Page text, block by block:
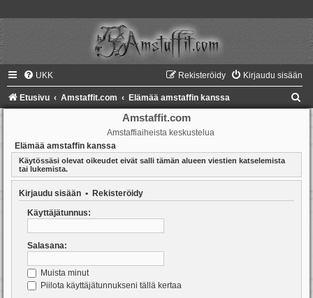
UKK Kirjaudu sisään
Rekisteröidy
Etusivu Amstaffit.com Elämää amstaffin kanssa
Amstaffit.com
Amstaffiaiheista keskustelua
Elämää amstaffin kanssa
Käytössäsi olevat oikeudet eivät salli tämän alueen viestien katselemista
tai lukemista.
Kirjaudu sisään • Rekisteröidy
Käyttäjätunnus:
Salasana:
Muista minut
Piilota käyttäjätunnukseni tällä kertaa